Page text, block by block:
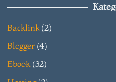
Backlink (2)
Blogger (4)
Ebook (32)